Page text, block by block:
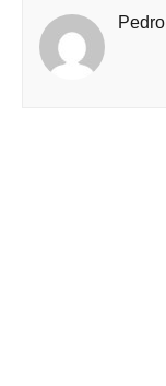
Pedro